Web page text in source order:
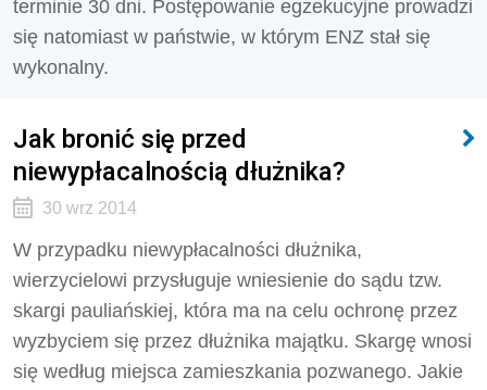
terminie 30 dni. Postępowanie egzekucyjne prowadzi
się natomiast w państwie, w którym ENZ stał się
wykonalny.
Jak bronić się przed
niewypłacalnością dłużnika?
30 wrz 2014
W przypadku niewypłacalności dłużnika,
wierzycielowi przysługuje wniesienie do sądu tzw.
skargi pauliańskiej, która ma na celu ochronę przez
wyzbyciem się przez dłużnika majątku. Skargę wnosi
się według miejsca zamieszkania pozwanego. Jakie